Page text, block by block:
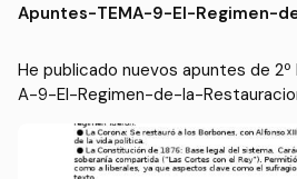
Apuntes-TEMA-9-El-Regimen-
He publicado nuevos apuntes de 2º
A-9-El-Regimen-de-la-
II-y-la-Regencia.docx